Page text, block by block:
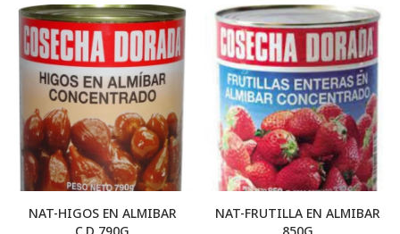
NAT-HIGOS EN ALMIBAR
NAT-FRUTILLA EN ALMIBAR